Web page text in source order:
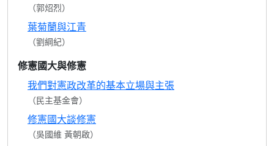
（郭炤烈）
葉菊蘭與江青
（劉綱紀）
修憲國大與修憲
我們對憲政改革的基本立場與主張
（民主基金會）
修憲國大談修憲
（吳國維 黃朝啟）